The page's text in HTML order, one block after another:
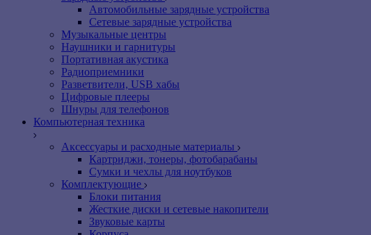
Автомобильные зарядные устройства
Сетевые зарядные устройства
Музыкальные центры
Наушники и гарнитуры
Портативная акустика
Радиоприемники
Разветвители, USB хабы
Цифровые плееры
Шнуры для телефонов
Компьютерная техника
Аксессуары и расходные материалы
Картриджи, тонеры, фотобарабаны
Сумки и чехлы для ноутбуков
Комплектующие
Блоки питания
Жесткие диски и сетевые накопители
Звуковые карты